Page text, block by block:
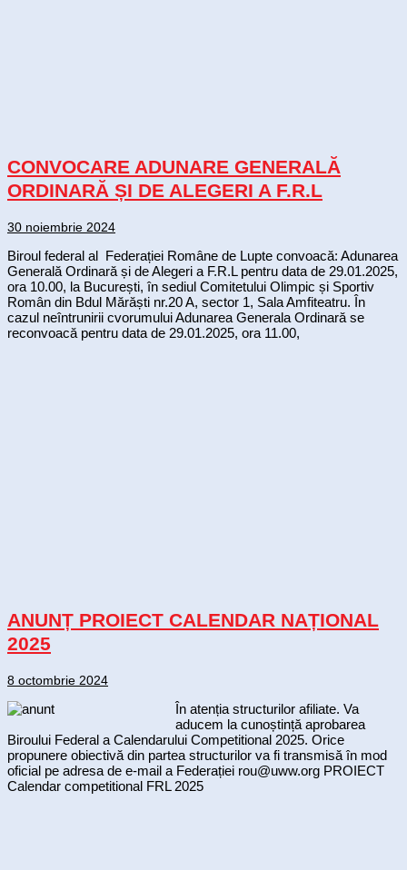
CONVOCARE ADUNARE GENERALĂ
ORDINARĂ ȘI DE ALEGERI A F.R.L
30 noiembrie 2024
Biroul federal al Federației Române de Lupte convoacă: Adunarea
Generală Ordinară și de Alegeri a F.R.L pentru data de 29.01.2025,
ora 10.00, la București, în sediul Comitetului Olimpic și Sportiv
Român din Bdul Mărăști nr.20 A, sector 1, Sala Amfiteatru. În
cazul neîntrunirii cvorumului Adunarea Generala Ordinară se
reconvoacă pentru data de 29.01.2025, ora 11.00,
ANUNȚ PROIECT CALENDAR NAȚIONAL
2025
8 octombrie 2024
În atenția structurilor afiliate. Va
aducem la cunoștință aprobarea
Biroului Federal a Calendarului Competitional 2025. Orice
propunere obiectivă din partea structurilor va fi transmisă în mod
oficial pe adresa de e-mail a Federației rou@uww.org PROIECT
Calendar competitional FRL 2025